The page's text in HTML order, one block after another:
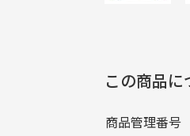
この商品に
商品管理番号